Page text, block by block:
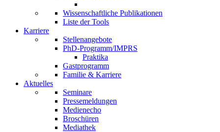
Wissenschaftliche Publikationen
Liste der Tools
Karriere
Stellenangebote
PhD-Programm/IMPRS
Praktika
Gastprogramm
Familie & Karriere
Aktuelles
Seminare
Pressemeldungen
Medienecho
Broschüren
Mediathek